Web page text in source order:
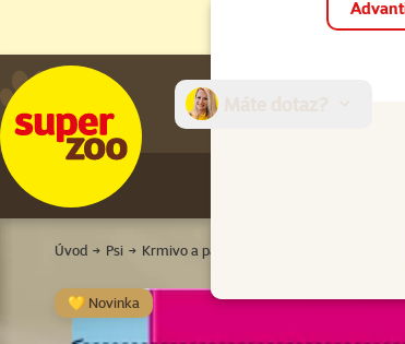
Úvod Psi Krmivo a pamlsky
💛 Novinka